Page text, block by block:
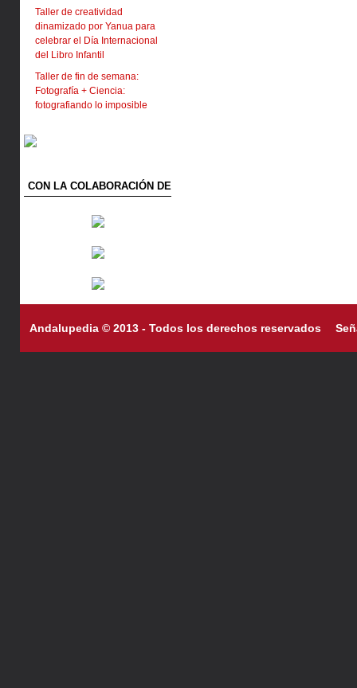
Taller de creatividad
dinamizado por Yanua para
celebrar el Día Internacional
del Libro Infantil
Taller de fin de semana:
Fotografía + Ciencia:
fotografiando lo imposible
CON LA COLABORACIÓN DE
Andalupedia © 2013 - Todos los derechos reservados